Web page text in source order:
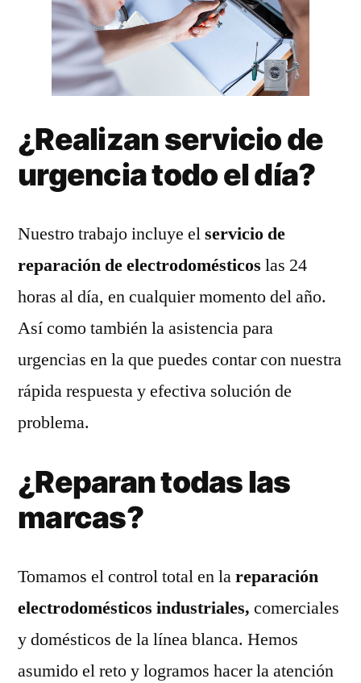
¿Realizan servicio de
urgencia todo el día?
Nuestro trabajo incluye elservicio de
reparación de electrodomésticos las 24
horas al día, en cualquier momento del año.
Así como también la asistencia para
urgencias en la que puedes contar con nuestra
rápida respuesta y efectiva solución de
problema.
¿Reparan todas las
marcas?
Tomamos el control total en lareparación
electrodomésticos industriales, comerciales
y domésticos de la línea blanca. Hemos
asumido el reto y logramos hacer la atención